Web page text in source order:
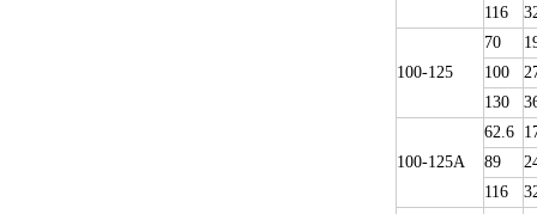
116
100-125
70
100
130
100-125A
62.6
89
116